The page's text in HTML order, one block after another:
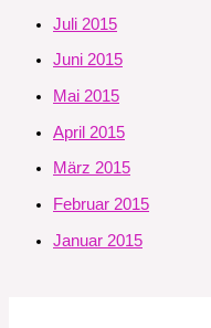
Juli 2015
Juni 2015
Mai 2015
April 2015
März 2015
Februar 2015
Januar 2015